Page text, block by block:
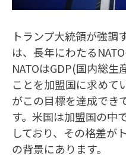
トランプ大統領が強調
は、長年にわたる
NATOはGDP(国内総生
ことを加盟国に求めて
がこの目標を達成でき
す。米国は加盟国の中
しており、その格差が
の背景にあります。